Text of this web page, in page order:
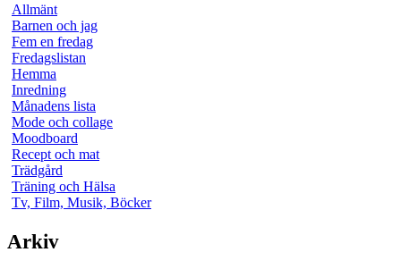
Allmänt
Barnen och jag
Fem en fredag
Fredagslistan
Hemma
Inredning
Månadens lista
Mode och collage
Moodboard
Recept och mat
Trädgård
Träning och Hälsa
Tv, Film, Musik, Böcker
Arkiv